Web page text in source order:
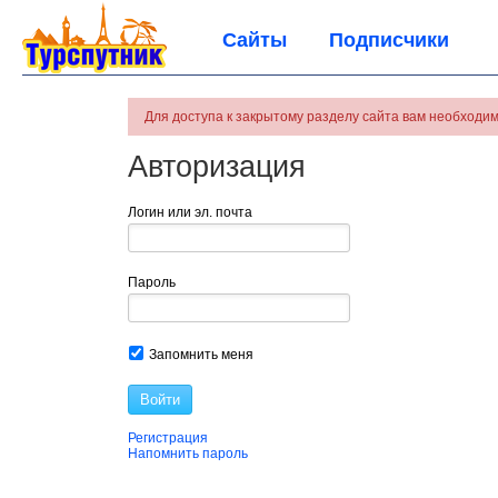
Сайты Подписчики
Для доступа к закрытому разделу сайта вам
Авторизация
Логин или эл. почта
Пароль
Запомнить меня
Войти
Регистрация
Напомнить пароль